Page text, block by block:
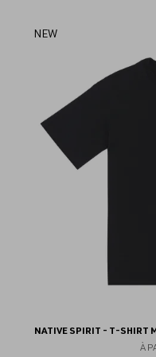
NEW
NATIVE SPIRIT - T-SHIRT
À